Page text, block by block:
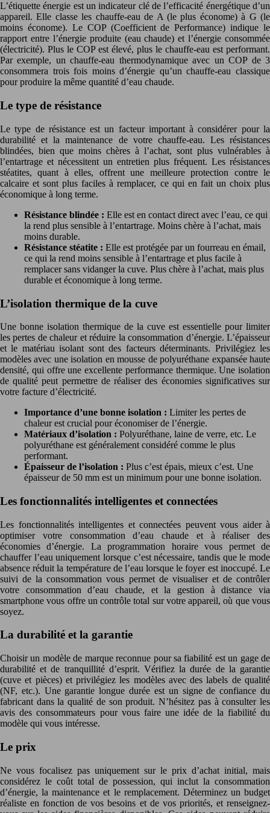
L’étiquette énergie est un indicateur clé de l’efficacité énergétique d’un
appareil. Elle classe les chauffe-eau de A (le plus économe) à G (le
moins économe). Le COP (Coefficient de Performance) indique le
rapport entre l’énergie produite (eau chaude) et l’énergie consommée
(électricité). Plus le COP est élevé, plus le chauffe-eau est performant.
Par exemple, un chauffe-eau thermodynamique avec un COP de 3
consommera trois fois moins d’énergie qu’un chauffe-eau classique
pour produire la même quantité d’eau chaude.
Le type de résistance
Le type de résistance est un facteur important à considérer pour la
durabilité et la maintenance de votre chauffe-eau. Les résistances
blindées, bien que moins chères à l’achat, sont plus vulnérables à
l’entartrage et nécessitent un entretien plus fréquent. Les résistances
stéatites, quant à elles, offrent une meilleure protection contre le
calcaire et sont plus faciles à remplacer, ce qui en fait un choix plus
économique à long terme.
Résistance blindée : Elle est en contact direct avec l’eau, ce qui
la rend plus sensible à l’entartrage. Moins chère à l’achat, mais
moins durable.
Résistance stéatite : Elle est protégée par un fourreau en émail,
ce qui la rend moins sensible à l’entartrage et plus facile à
remplacer sans vidanger la cuve. Plus chère à l’achat, mais plus
durable et économique à long terme.
L’isolation thermique de la cuve
Une bonne isolation thermique de la cuve est essentielle pour limiter
les pertes de chaleur et réduire la consommation d’énergie. L’épaisseur
et le matériau isolant sont des facteurs déterminants. Privilégiez les
modèles avec une isolation en mousse de polyuréthane expansée haute
densité, qui offre une excellente performance thermique. Une isolation
de qualité peut permettre de réaliser des économies significatives sur
votre facture d’électricité.
Importance d’une bonne isolation : Limiter les pertes de
chaleur est crucial pour économiser de l’énergie.
Matériaux d’isolation : Polyuréthane, laine de verre, etc. Le
polyuréthane est généralement considéré comme le plus
performant.
Épaisseur de l’isolation : Plus c’est épais, mieux c’est. Une
épaisseur de 50 mm est un minimum pour une bonne isolation.
Les fonctionnalités intelligentes et connectées
Les fonctionnalités intelligentes et connectées peuvent vous aider à
optimiser votre consommation d’eau chaude et à réaliser des
économies d’énergie. La programmation horaire vous permet de
chauffer l’eau uniquement lorsque c’est nécessaire, tandis que le mode
absence réduit la température de l’eau lorsque le foyer est inoccupé. Le
suivi de la consommation vous permet de visualiser et de contrôler
votre consommation d’eau chaude, et la gestion à distance via
smartphone vous offre un contrôle total sur votre appareil, où que vous
soyez.
La durabilité et la garantie
Choisir un modèle de marque reconnue pour sa fiabilité est un gage de
durabilité et de tranquillité d’esprit. Vérifiez la durée de la garantie
(cuve et pièces) et privilégiez les modèles avec des labels de qualité
(NF, etc.). Une garantie longue durée est un signe de confiance du
fabricant dans la qualité de son produit. N’hésitez pas à consulter les
avis des consommateurs pour vous faire une idée de la fiabilité du
modèle qui vous intéresse.
Le prix
Ne vous focalisez pas uniquement sur le prix d’achat initial, mais
considérez le coût total de possession, qui inclut la consommation
d’énergie, la maintenance et le remplacement. Déterminez un budget
réaliste en fonction de vos besoins et de vos priorités, et renseignez-